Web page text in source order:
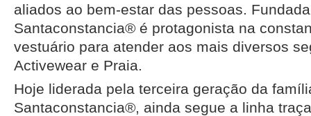
aliados ao bem-estar das pessoas.
Santaconstancia® é protagonista na
vestuário para atender aos mais diversos
Activewear e Praia.
Hoje liderada pela terceira geração da
Santaconstancia®, ainda segue a linha